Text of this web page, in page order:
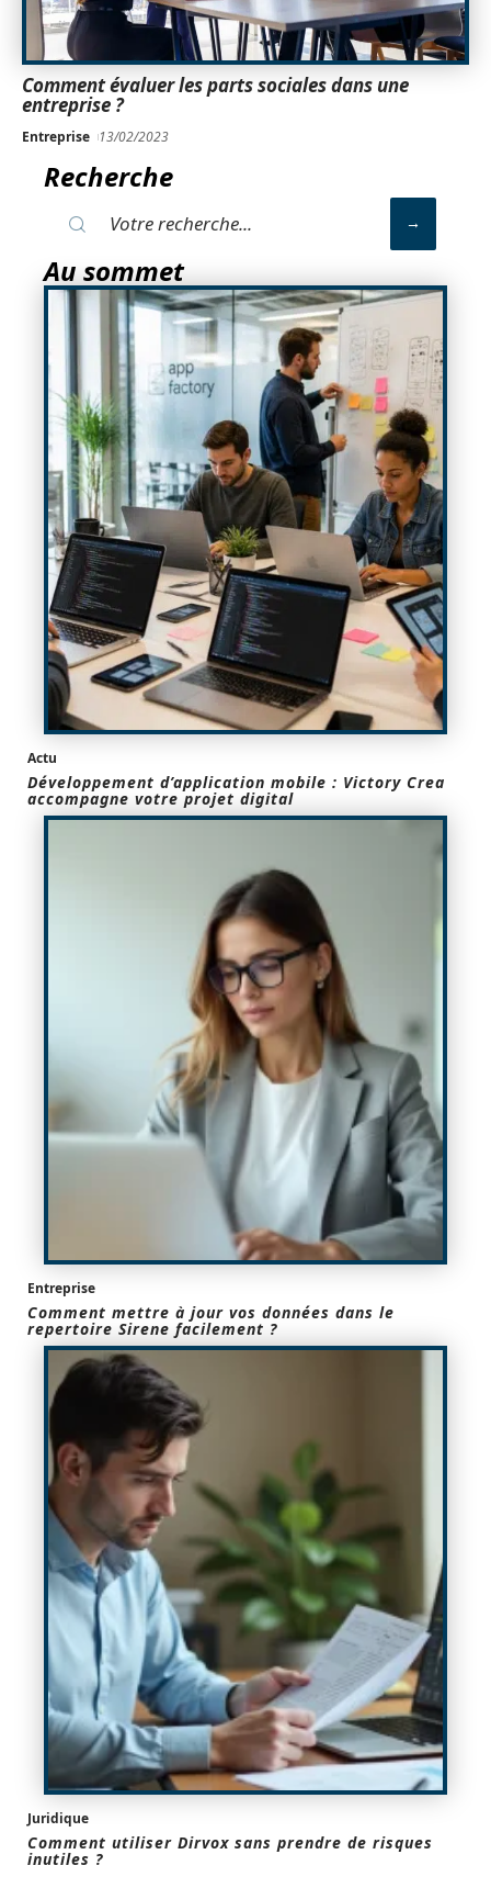
Comment évaluer les parts sociales dans une
entreprise ?
Entreprise 13/02/2023
Recherche
Au sommet
Actu
Développement d’application mobile : Victory Crea
accompagne votre projet digital
Entreprise
Comment mettre à jour vos données dans le
repertoire Sirene facilement ?
Juridique
Comment utiliser Dirvox sans prendre de risques
inutiles ?